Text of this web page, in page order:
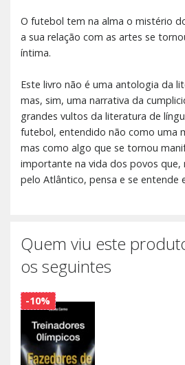
O futebol tem na alma o mistério
a sua relação com as artes se
íntima.
Este livro não é uma antologia da
mas, sim, uma narrativa da
grandes vultos da literatura de
futebol, entendido não como uma
mas como algo que se tornou
importante na vida dos povos que,
pelo Atlântico, pensa e se entende
Quem viu este
os seguintes
-10%